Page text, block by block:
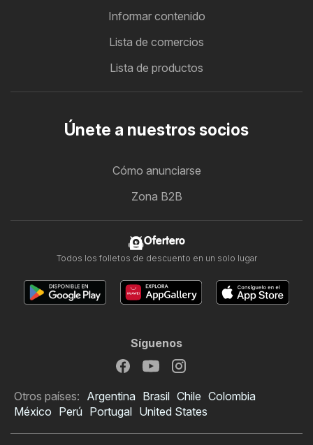
Informar contenido
Lista de comercios
Lista de productos
Únete a nuestros socios
Cómo anunciarse
Zona B2B
Ofertero
Todos los folletos de descuento en un solo lugar
Síguenos
Otros países: Argentina Brasil Chile Colombia
México Perú Portugal United States